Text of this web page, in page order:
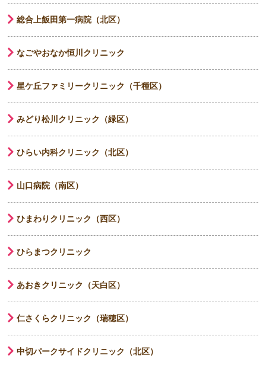
総合上飯田第一病院（北区）
なごやおなか恒川クリニック
星ケ丘ファミリークリニック（千種区）
みどり松川クリニック（緑区）
ひらい内科クリニック（北区）
山口病院（南区）
ひまわりクリニック（西区）
ひらまつクリニック
あおきクリニック（天白区）
仁さくらクリニック（瑞穂区）
中切パークサイドクリニック（北区）